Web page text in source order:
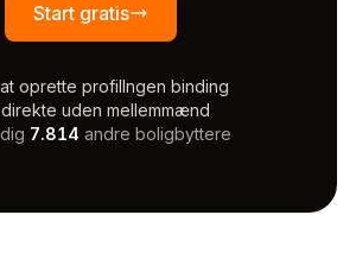
Start gratis
oprette profilIngen binding
uden mellemmænd
7.814 andre boligbyttere